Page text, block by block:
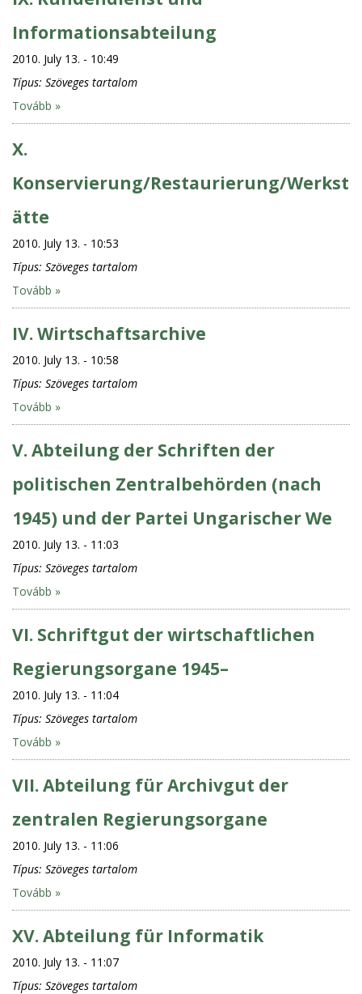
Informationsabteilung
2010. July 13. - 10:49
Típus: Szöveges tartalom
Tovább »
X.
Konservierung/Restaurierung/Werkst
ätte
2010. July 13. - 10:53
Típus: Szöveges tartalom
Tovább »
IV. Wirtschaftsarchive
2010. July 13. - 10:58
Típus: Szöveges tartalom
Tovább »
V. Abteilung der Schriften der
politischen Zentralbehörden (nach
1945) und der Partei Ungarischer We
2010. July 13. - 11:03
Típus: Szöveges tartalom
Tovább »
VI. Schriftgut der wirtschaftlichen
Regierungsorgane 1945–
2010. July 13. - 11:04
Típus: Szöveges tartalom
Tovább »
VII. Abteilung für Archivgut der
zentralen Regierungsorgane
2010. July 13. - 11:06
Típus: Szöveges tartalom
Tovább »
XV. Abteilung für Informatik
2010. July 13. - 11:07
Típus: Szöveges tartalom